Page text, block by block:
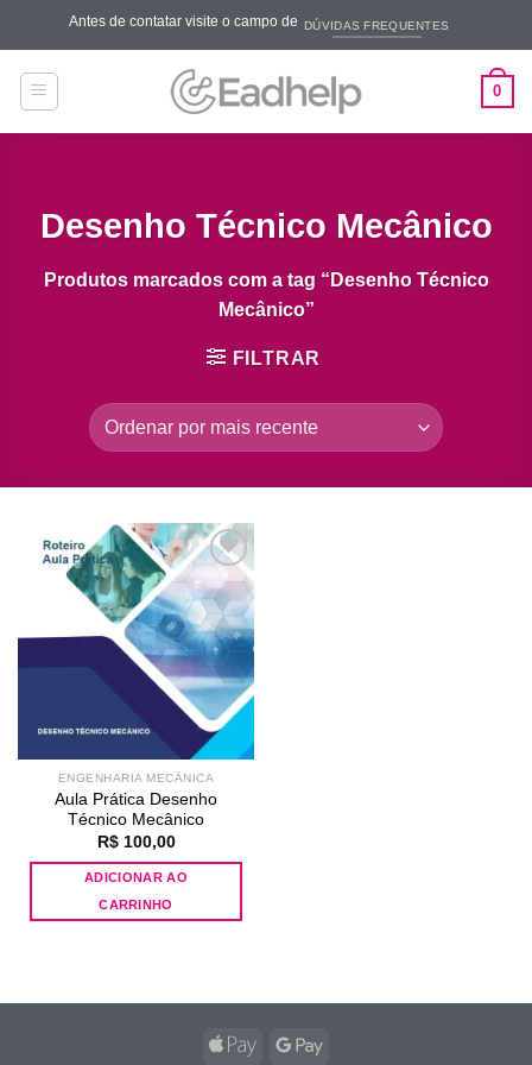
content
Antes de contatar visite o campo de DÚVIDAS FREQUENTES
0
Desenho Técnico Mecânico
Produtos marcados com a tag “Desenho Técnico
Mecânico”
FILTRAR
Add to
wishlist
ENGENHARIA MECÂNICA
Aula Prática Desenho
Técnico Mecânico
R$100,00
ADICIONAR AO
CARRINHO